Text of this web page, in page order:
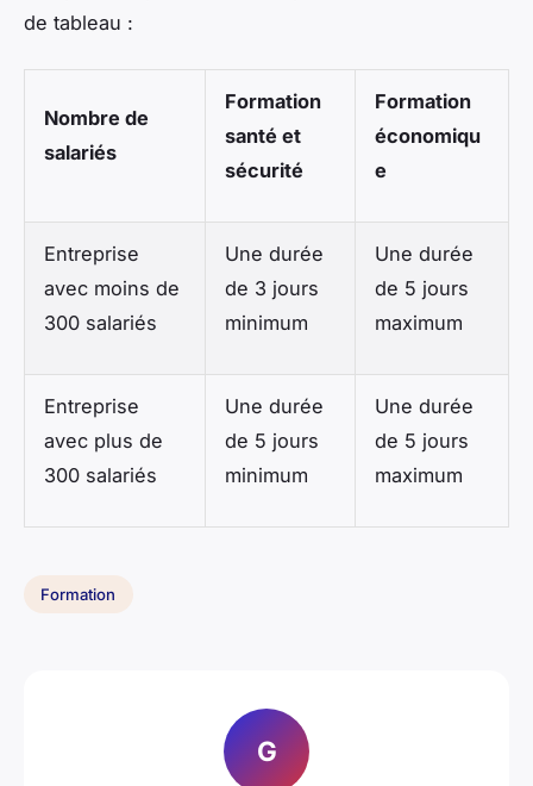
de tableau :
Nombre de
salariés
Formation
santé et
sécurité
Formation
économiqu
e
Entreprise
avec moins de
300 salariés
Une durée
de 3 jours
minimum
Une durée
de 5 jours
maximum
Entreprise
avec plus de
300 salariés
Une durée
de 5 jours
minimum
Une durée
de 5 jours
maximum
Formation
G